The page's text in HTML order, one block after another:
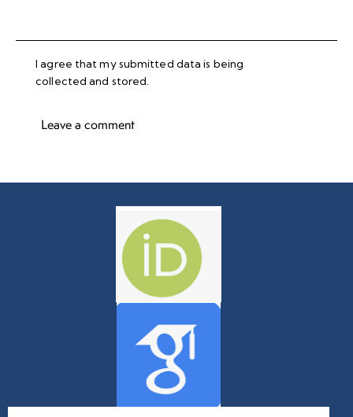
I agree that my submitted data is being
collected and stored.